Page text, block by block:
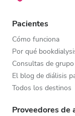
Pacientes
Cómo funciona
Por qué
Consultas de grupo
El blog de diálisis
Todos los destinos
Proveedores de